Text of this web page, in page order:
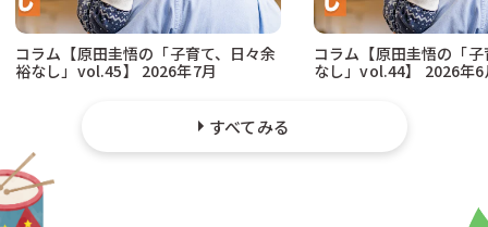
コラム【原田圭悟の「子育て、日々余
裕なし」vol.45】 2026年7月
コラム【原田圭悟の「
なし」vol.44】 2026年6
すべてみる